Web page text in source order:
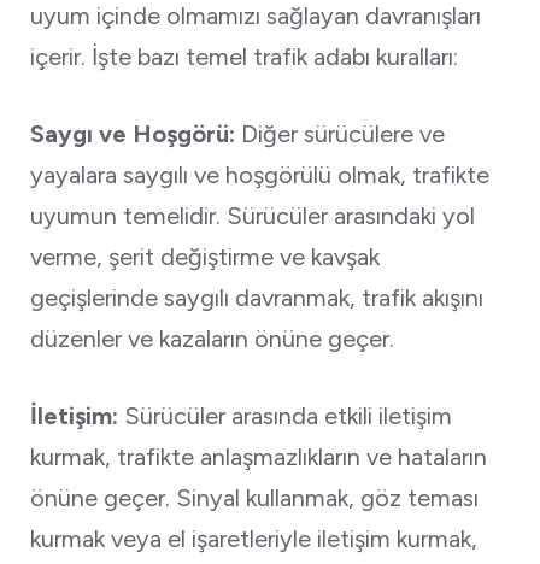
uyum içinde olmamızı sağlayan davranışları
içerir. İşte bazı temel trafik adabı kuralları:
Saygı ve Hoşgörü: Diğer sürücülere ve
yayalara saygılı ve hoşgörülü olmak, trafikte
uyumun temelidir. Sürücüler arasındaki yol
verme, şerit değiştirme ve kavşak
geçişlerinde saygılı davranmak, trafik akışını
düzenler ve kazaların önüne geçer.
İletişim: Sürücüler arasında etkili iletişim
kurmak, trafikte anlaşmazlıkların ve hataların
önüne geçer. Sinyal kullanmak, göz teması
kurmak veya el işaretleriyle iletişim kurmak,